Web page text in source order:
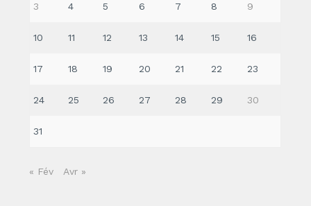
3 4 5 6 7 8 9
10 11 12 13 14 15 16
17 18 19 20 21 22 23
24 25 26 27 28 29 30
31
« Fév Avr »